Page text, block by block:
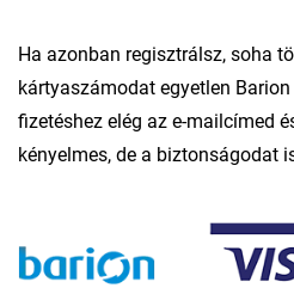
Ha azonban regisztrálsz, soha
kártyaszámodat egyetlen
fizetéshez elég az e-mailcímed
kényelmes, de a biztonságodat